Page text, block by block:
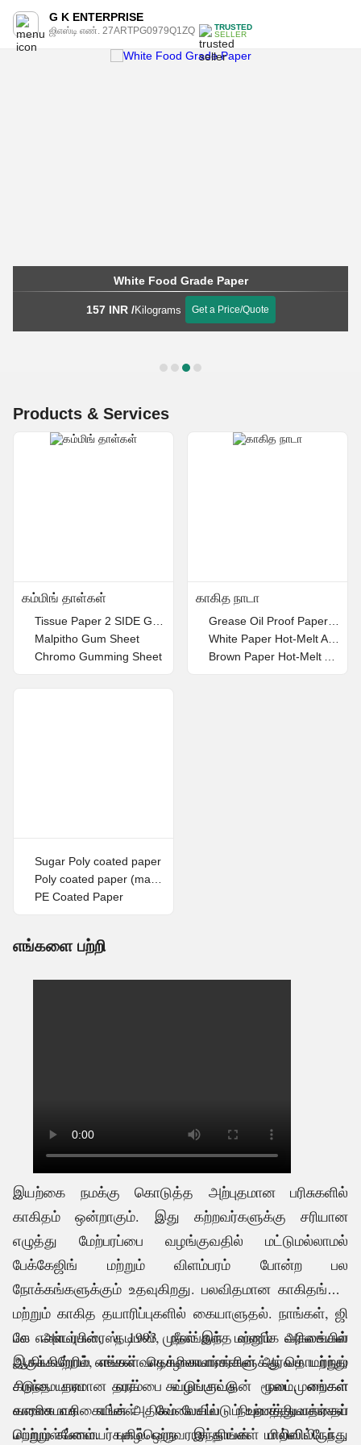
G K ENTERPRISE
ஜிஎஸ்டி எண். 27ARTPG0979Q1ZQ
TRUSTED
SELLER
White Food Grade Paper
157 INR/Kilograms Get a Price/Quote
Products & Services
கம்மிங் தாள்கள்
Malpitho Gum Sheet
Chromo Gumming Sheet
காகித நாடா
Sugar Poly coated paper
PE Coated Paper
எங்களை பற்றி
இயற்கை நமக்கு கொடுத்த அற்புதமான பரிசுகளில்
காகிதம் ஒன்றாகும். இது கற்றவர்களுக்கு சரியான
எழுத்து மேற்பரப்பை வழங்குவதில் மட்டுமல்லாமல்
பேக்கேஜிங் மற்றும் விளம்பரம் போன்ற பல
நோக்கங்களுக்கும் உதவுகிறது. பலவிதமான காகிதங்கள்
மற்றும் காகித தயாரிப்புகளில் கையாளுதல். நாங்கள், ஜி
கே எண்டர்பிரைஸ், 1993 முதல் இந்த வணிக வரிசையில்
இருக்கிறோம், எங்கள் தொழிலாளர்களின் ஆர்வம் மற்றும்
கடுமையான தரக் கட்டுப்பாட்டு நடைமுறைகள்
காரணமாக எங்கள் வேலையில் நிபுணத்துவத்தைப்
பெற்றுள்ளோம். புகழ்பெற்ற இந்தியன் மில்ஸிலிருந்து
பல அளவுகள், தடிமன், நீளங்கள் மற்றும் அகலங்கள்
ஆகியவற்றில் எங்கள் வாடிக்கையாளர்களுக்கு தொடர்ந்து
சிறந்த தரமான வரம்பை வழங்குவதன் மூலம், எங்கள்
வணிக வரிசையின் அதிகம் பேசப்படும் உற்பத்தியாளர்கள்
மற்றும் சப்ளையர்களில் ஒருவராக நாங்கள் மாறிவிட்டோம்.